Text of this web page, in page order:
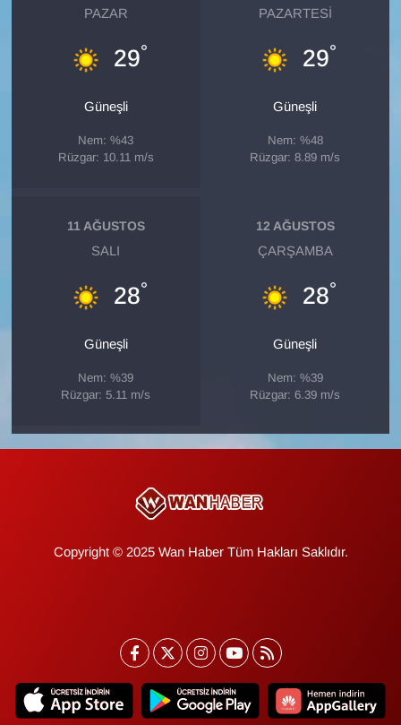
PAZAR
29°
Güneşli
Nem: %43
Rüzgar: 10.11 m/s
PAZARTESI
29°
Güneşli
Nem: %48
Rüzgar: 8.89 m/s
11 AĞUSTOS
SALI
28°
Güneşli
Nem: %39
Rüzgar: 5.11 m/s
12 AĞUSTOS
ÇARŞAMBA
28°
Güneşli
Nem: %39
Rüzgar: 6.39 m/s
Copyright © 2025 Wan Haber Tüm Hakları Saklıdır.
TEBRİK
TEKNOLOJİ
Turizm
Vasıta
YAŞAM
YEREL